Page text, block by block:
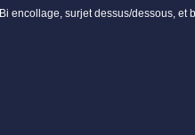
Bi encollage, surjet dessus/dessous, et